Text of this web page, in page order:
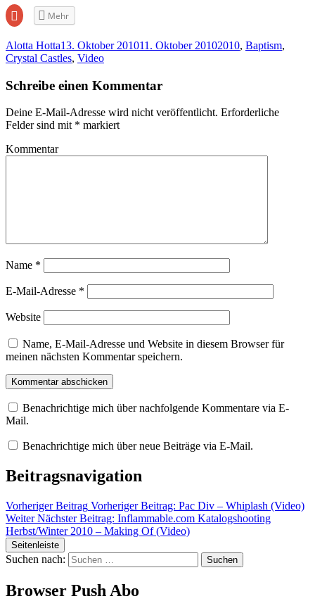
Zum
Teilen
anklicken
(Wird
in
Fenster
geöffnet)
Mehr
Alotta Hotta13. Oktober 201011. Oktober 20102010, Baptism,
Crystal Castles, Video
Schreibe einen Kommentar
Deine E-Mail-Adresse wird nicht veröffentlicht. Erforderliche
Felder sind mit * markiert
Kommentar
Name *
E-Mail-Adresse *
Website
Name, E-Mail-Adresse und Website in diesem Browser für
meinen nächsten Kommentar speichern.
Benachrichtige mich über nachfolgende Kommentare via E-
Mail.
Benachrichtige mich über neue Beiträge via E-Mail.
Beitragsnavigation
Vorheriger Beitrag Vorheriger Beitrag: Pac Div – Whiplash (Video)
Weiter Nächster Beitrag: Inflammable.com Katalogshooting
Herbst/Winter 2010 – Making Of (Video)
Seitenleiste
Suchen nach:
Browser Push Abo